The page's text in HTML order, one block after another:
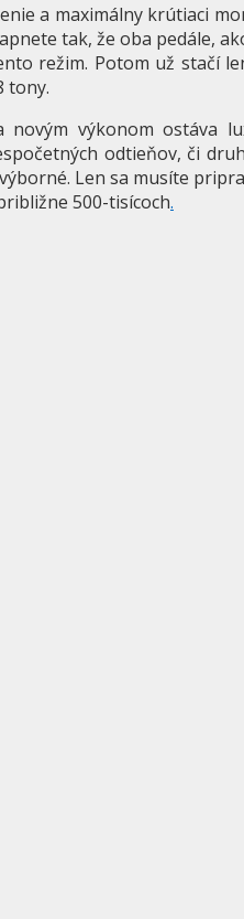
a maximálny krútiaci
tak, že oba pedále,
režim. Potom už stačí
tony.
výkonom ostáva
odtieňov, či
Len sa musíte
500-tisícoch.